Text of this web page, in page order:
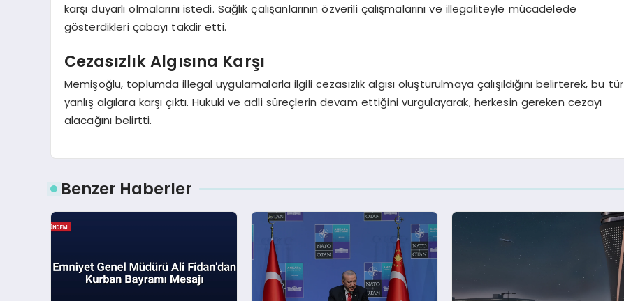
karşı duyarlı olmalarını istedi. Sağlık çalışanlarının özverili çalışmalarını ve illegaliteyle mücadelede
gösterdikleri çabayı takdir etti.
Cezasızlık Algısına Karşı
Memişoğlu, toplumda illegal uygulamalarla ilgili cezasızlık algısı oluşturulmaya çalışıldığını belirterek, bu tür
yanlış algılara karşı çıktı. Hukuki ve adli süreçlerin devam ettiğini vurgulayarak, herkesin gereken cezayı
alacağını belirtti.
Benzer Haberler